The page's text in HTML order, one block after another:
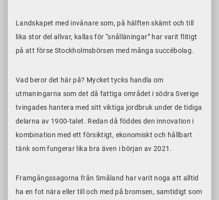
Landskapet med invånare som, på hälften skämt och till
lika stor del allvar, kallas för “snålläningar” har varit flitigt
på att förse Stockholmsbörsen med många succébolag.
Vad beror det här på? Mycket tycks handla om
utmaningarna som det då fattiga området i södra Sverige
tvingades hantera med sitt viktiga jordbruk under de tidiga
delarna av 1900-talet. Redan då föddes den innovation i
kombination med ett försiktigt, ekonomiskt och hållbart
tänk som fungerar lika bra även i början av 2021.
Framgångssagorna från Småland har varit noga att alltid
ha en fot nära eller till och med på bromsen, samtidigt som